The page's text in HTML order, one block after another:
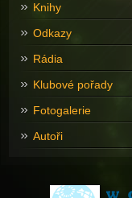
Knihy
Odkazy
Rádia
Klubové pořady
Fotogalerie
Autoři